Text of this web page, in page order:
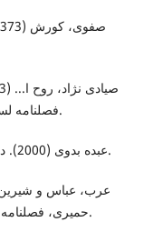
فصلنامه لسان مبین، سال پنجم، شماره 15، صص 24 – 44.
عبده بدوی (2000). دراسات في النص الشعری العصر العباسی، 237.
حميری، فصلنامه لسان مبین، دوره 3، شماره 8، صص 222ـ 198.